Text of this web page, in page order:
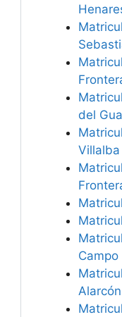
del
Villalba
Campo
Alarcón